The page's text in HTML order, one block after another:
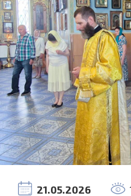
21.05.2026